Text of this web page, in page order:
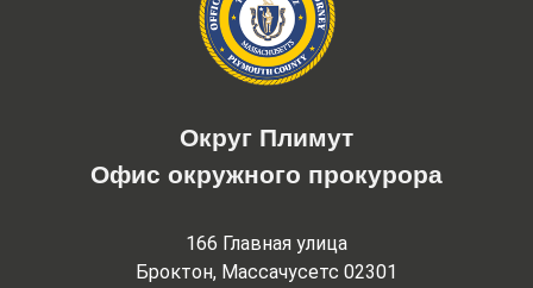
Округ Плимут
Офис окружного прокурора
166 Главная улица
Броктон, Массачусетс 02301